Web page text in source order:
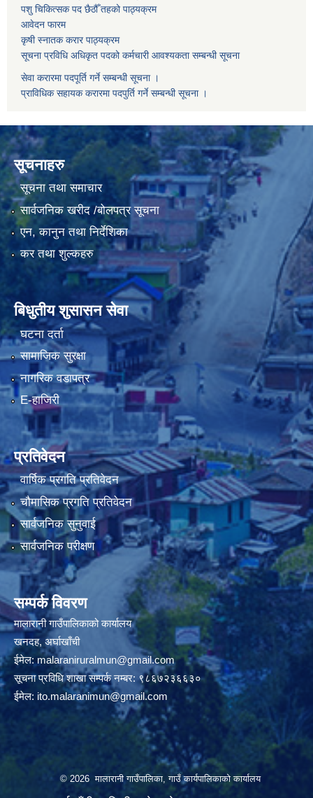
पशु चिकित्सक पद छैठौँ तहको पाठ्यक्रम
आवेदन फारम
कृषी स्नातक करार पाठ्यक्रम
सूचना प्रविधि अधिकृत पदको कर्मचारी आवश्यकता सम्बन्धी सूचना
सेवा करारमा पदपूर्ति गर्ने सम्बन्धी सूचना ।
प्राविधिक सहायक करारमा पदपुर्ति गर्ने सम्बन्धी सूचना ।
सूचनाहरु
सूचना तथा समाचार
सार्वजनिक खरीद /बोलपत्र सूचना
एन, कानुन तथा निर्देशिका
कर तथा शुल्कहरु
बिधुतीय शुसासन सेवा
घटना दर्ता
सामाजिक सुरक्षा
नागरिक वडापत्र
E-हाजिरी
प्रतिवेदन
वार्षिक प्रगति प्रतिवेदन
चौमासिक प्रगति प्रतिवेदन
सार्वजनिक सुनुवाई
सार्वजनिक परीक्षण
सम्पर्क विवरण
मालारानी गाउँपालिकाको कार्यालय
खनदह, अर्घाखाँची
ईमेल: malaraniruralmun@gmail.com
सूचना प्रविधि शाखा सम्पर्क नम्बर: ९८६७२३६६३०
ईमेल: ito.malaranimun@gmail.com
© 2026 मालारानी गाउँपालिका, गाउँ कार्यपालिकाको कार्यालय